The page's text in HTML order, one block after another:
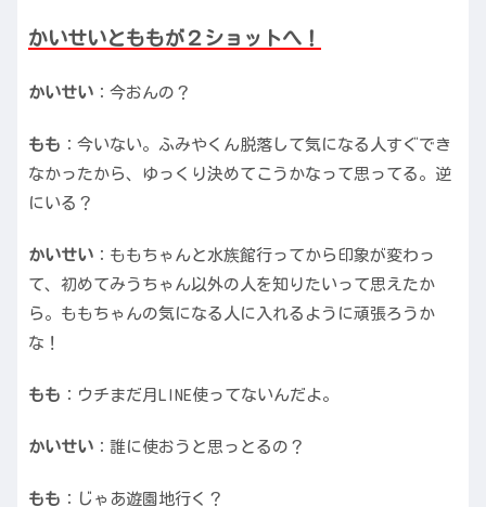
かいせいとももが２ショットへ！
かいせい ：今おんの？
もも ：今いない。ふみやくん脱落して気になる人すぐでき
なかったから、ゆっくり決めてこうかなって思ってる。逆
にいる？
かいせい ：ももちゃんと水族館行ってから印象が変わっ
て、初めてみうちゃん以外の人を知りたいって思えたか
ら。ももちゃんの気になる人に入れるように頑張ろうか
な！
もも ：ウチまだ月LINE使ってないんだよ。
かいせい ：誰に使おうと思っとるの？
もも ：じゃあ遊園地行く？